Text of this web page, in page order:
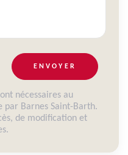
ENVOYER
nécessaires au
Barnes Saint-Barth.
de modification et